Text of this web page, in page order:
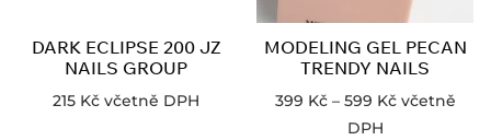
DARK ECLIPSE 200 JZ
NAILS GROUP
215 Kč včetně DPH
MODELING GEL PECAN
TRENDY NAILS
399 Kč – 599 Kč včetně
DPH